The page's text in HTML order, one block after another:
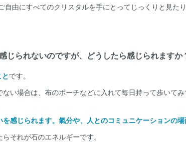
由にすべてのクリスタルを手にとってじっくりと見た
じられないのですが、どうしたら感じられますか
です。
い場合は、布のポーチなどに入れて毎日持って歩いて
感じられます。氣分や、人とのコミュニケーションの
それが石のエネルギーです。